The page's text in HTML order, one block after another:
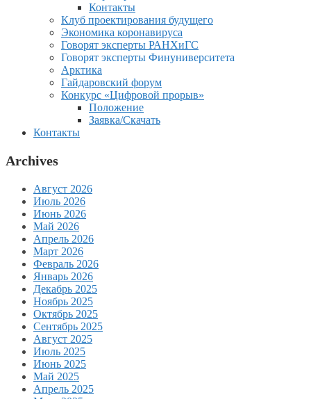
Контакты
Клуб проектирования будущего
Экономика коронавируса
Говорят эксперты РАНХиГС
Говорят эксперты Финуниверситета
Арктика
Гайдаровский форум
Конкурс «Цифровой прорыв»
Положение
Заявка/Скачать
Контакты
Archives
Август 2026
Июль 2026
Июнь 2026
Май 2026
Апрель 2026
Март 2026
Февраль 2026
Январь 2026
Декабрь 2025
Ноябрь 2025
Октябрь 2025
Сентябрь 2025
Август 2025
Июль 2025
Июнь 2025
Май 2025
Апрель 2025